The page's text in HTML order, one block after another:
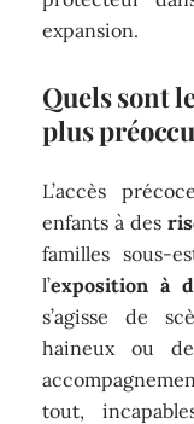
expansion.
Quels sont
plus
L’accès
enfants à des
familles sous-
l’exposition à
s’agisse de
haineux ou de
tout,